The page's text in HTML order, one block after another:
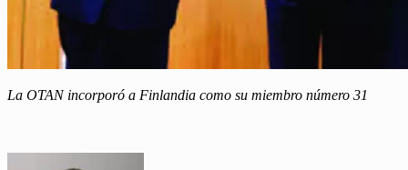
La OTAN incorporó a Finlandia como su miembro número 31